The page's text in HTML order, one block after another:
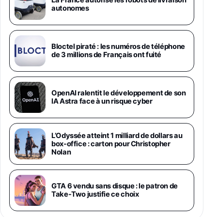
Smartphone déverrouillé, Noir, Version FR
1019€
Galaxy S26 Ultra 512 Go Bleu
1019€1399€Fnac (Vendeur Tiers)
Galaxy S26 Ultra 256 Go Violet
892€1199€Fnac (Vendeur Tiers)
Philips SHK2000BL - Casque Enfant - Bleu &
Répartiteur Audio 5 Casques, Blanc
24,94€29,96€Fnac (Vendeur Tiers)
Asus RT-AC59U Routeur sans Fil Double
Bande Gigabit (Serveur et Client VPN, Triple
Vlan, Mode Point d'accès et Bridge, contrôle
Parental, Qos)
39,72€50,42€Amazon
autonomes
Bloctel piraté : les numéros de téléphone
de 3 millions de Français ont fuité
OpenAI ralentit le développement de son
IA Astra face à un risque cyber
L’Odyssée atteint 1 milliard de dollars au
box-office : carton pour Christopher
Nolan
GTA 6 vendu sans disque : le patron de
Take-Two justifie ce choix